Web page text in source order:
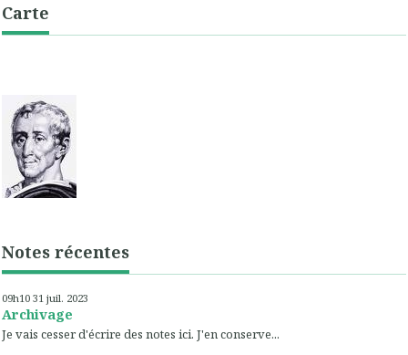
Carte
Notes récentes
09h10 31 juil. 2023
Archivage
Je vais cesser d'écrire des notes ici. J'en conserve...